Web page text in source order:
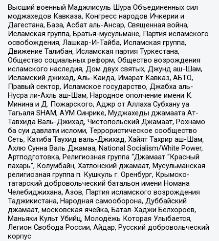
Высший военный Маджлисуль Шура Объединенных сил
моджахедов Кавказа, Конгресс народов Ичкерии и
Дагестана, База, Асбат аль-Ансар, Священная война,
Исламская группа, Братья-мусульмане, Партия исламского
освобождения, Лашкар-И-Тайба, Исламская группа,
Движение Талибан, Исламская партия Туркестана,
Общество социальных реформ, Общество возрождения
исламского наследия, Дом двух святых, Джунд аш-Шам,
Исламский джихад, Аль-Каида, Имарат Кавказ, АБТО,
Правый сектор, Исламское государство, Джабха аль-
Нусра ли-Ахль аш-Шам, Народное ополчение имени К.
Минина и Д. Пожарского, Аджр от Аллаха Субхану уа
Тагьаля SHAM, АУМ Синрике, Муджахеды джамаата Ат-
Тавхида Валь-Джихад, Чистопольский Джамаат, Рохнамо
ба суи давлати исломи, Террористическое сообщество
Сеть, Катиба Таухид валь-Джихад, Хайят Тахрир аш-Шам,
Ахлю Сунна Валь Джамаа, National Socialism/White Power,
Артподготовка, Религиозная группа “Джамаат “Красный
пахарь”, Колумбайн, Хатлонский джамаат, Мусульманская
религиозная группа п. Кушкуль г. Оренбург, Крымско-
татарский добровольческий батальон имени Номана
Челебиджихана, Азов, Партия исламского возрождения
Таджикистана, Народная самооборона, Дуббайский
джамаат, московская ячейка, Батал-Хаджи Белхороев,
Маньяки Культ Убийц, Молодёжь Которая Улыбается,
Легион Свобода России, Айдар, Русский добровольческий
корпус